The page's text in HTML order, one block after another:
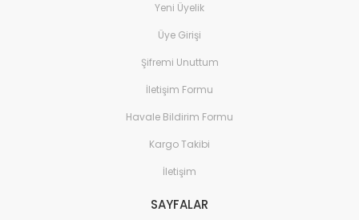
Yeni Üyelik
Üye Girişi
Şifremi Unuttum
İletişim Formu
Havale Bildirim Formu
Kargo Takibi
İletişim
SAYFALAR